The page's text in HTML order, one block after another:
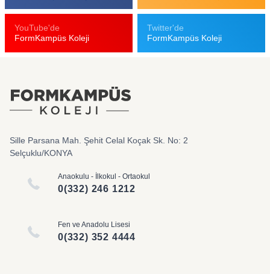
YouTube'de
FormKampüs Koleji
Twitter'de
FormKampüs Koleji
Sille Parsana Mah. Şehit Celal Koçak Sk. No: 2
Selçuklu/KONYA
Anaokulu - İlkokul - Ortaokul
0(332) 246 1212
Fen ve Anadolu Lisesi
0(332) 352 4444